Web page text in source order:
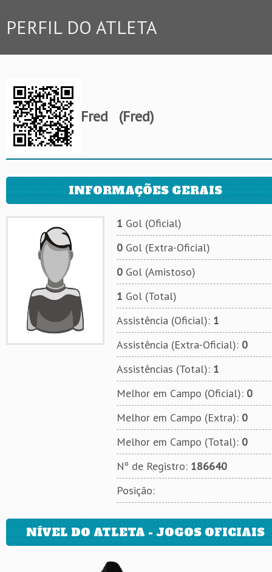
PERFIL DO ATLETA
Fred (Fred)
INFORMAÇÕES GERAIS
1 Gol (Oficial)
0Gol (Extra-Oficial)
0Gol (Amistoso)
1 Gol (Total)
Assistência (Oficial): 1
Assistência (Extra-Oficial): 0
Assistências (Total): 1
Melhor em Campo (Oficial): 0
Melhor em Campo (Extra): 0
Melhor em Campo (Total): 0
Nº de Registro: 186640
Posição:
NÍVEL DO ATLETA - JOGOS OFICIAIS